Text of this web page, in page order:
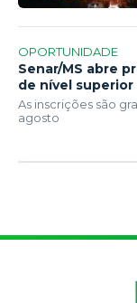
OPORTUNIDADE
Senar/MS abre
de nível superior
As inscrições são
agosto